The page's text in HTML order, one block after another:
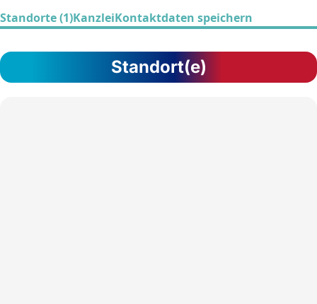
Standorte (1)KanzleiKontaktdaten speichern
Standort(e)